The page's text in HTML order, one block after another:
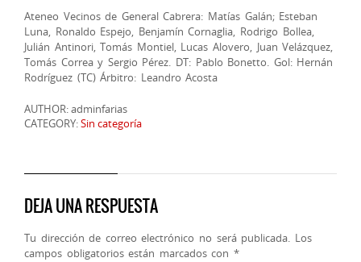
Ateneo Vecinos de General Cabrera: Matías Galán; Esteban
Luna, Ronaldo Espejo, Benjamín Cornaglia, Rodrigo Bollea,
Julián Antinori, Tomás Montiel, Lucas Alovero, Juan Velázquez,
Tomás Correa y Sergio Pérez. DT: Pablo Bonetto. Gol: Hernán
Rodríguez (TC) Árbitro: Leandro Acosta
AUTHOR: adminfarias
CATEGORY:Sin categoría
DEJA UNA RESPUESTA
Tu dirección de correo electrónico no será publicada. Los
campos obligatorios están marcados con *